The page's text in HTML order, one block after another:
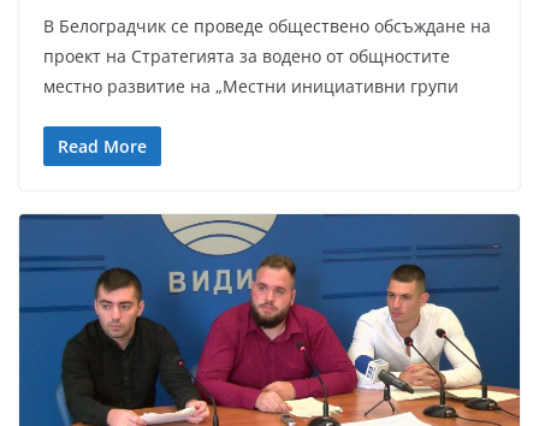
В Белоградчик се проведе обществено обсъждане на
проект на Стратегията за водено от общностите
местно развитие на „Местни инициативни групи
Read More